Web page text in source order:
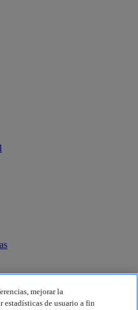
mejorar la
estadísticas de usuario a fin